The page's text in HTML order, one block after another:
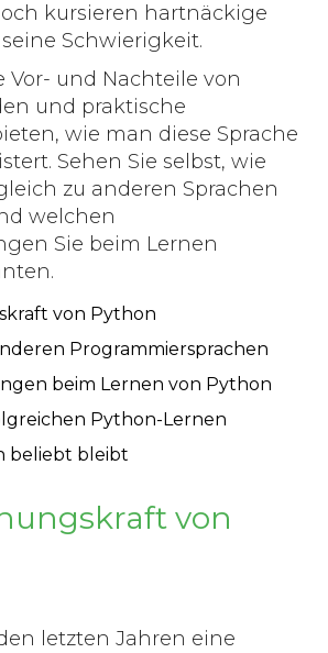
kursieren hartnäckige
Schwierigkeit.
Vor- und Nachteile von
und praktische
wie man diese Sprache
Sehen Sie selbst, wie
zu anderen Sprachen
welchen
Sie beim Lernen
von Python
Programmiersprachen
beim Lernen von Python
Python-Lernen
beliebt bleibt
von
letzten Jahren eine